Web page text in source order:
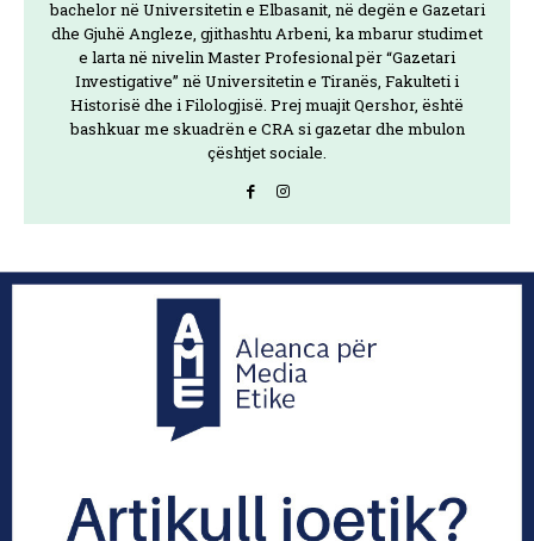
bachelor në Universitetin e Elbasanit, në degën e Gazetari
dhe Gjuhë Angleze, gjithashtu Arbeni, ka mbarur studimet
e larta në nivelin Master Profesional për “Gazetari
Investigative” në Universitetin e Tiranës, Fakulteti i
Historisë dhe i Filologjisë. Prej muajit Qershor, është
bashkuar me skuadrën e CRA si gazetar dhe mbulon
çështjet sociale.